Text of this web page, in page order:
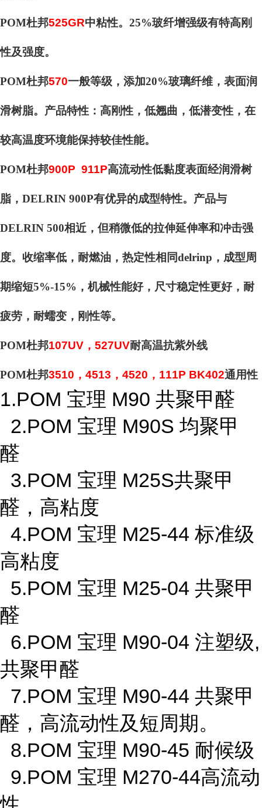
POM杜邦525GR中粘性。25%玻纤增强级有特高刚
性及强度。
POM杜邦570一般等级，添加20%玻璃纤维，表面润
滑树脂。产品特性：高刚性，低翘曲，低潜变性，在
较高温度环境能保持较佳性能。
POM杜邦900P 911P高流动性低黏度表面经润滑树
脂，DELRIN 900P有优异的成型特性。产品与
DELRIN 500相近，但稍微低的拉伸延伸率和冲击强
度。收缩率低，耐燃油，热定性相同delrinp，成型周
期缩短5%-15%，机械性能好，尺寸稳定性更好，耐
疲劳，耐蠕变，刚性等。
POM杜邦107UV，527UV耐高温抗紫外线
POM杜邦3510，4513，4520，111P BK402通用性
1.POM 宝理 M90 共聚甲醛
2.POM 宝理 M90S 均聚甲
醛
3.POM 宝理 M25S共聚甲
醛，高粘度
4.POM 宝理 M25-44 标准级
高粘度
5.POM 宝理 M25-04 共聚甲
醛
6.POM 宝理 M90-04 注塑级,
共聚甲醛
7.POM 宝理 M90-44 共聚甲
醛，高流动性及短周期。
8.POM 宝理 M90-45 耐候级
9.POM 宝理 M270-44高流动